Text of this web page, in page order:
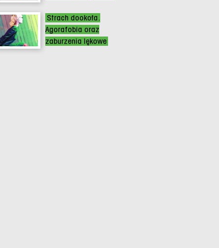
Strach dookoła.
Agorafobia oraz
zaburzenia lękowe